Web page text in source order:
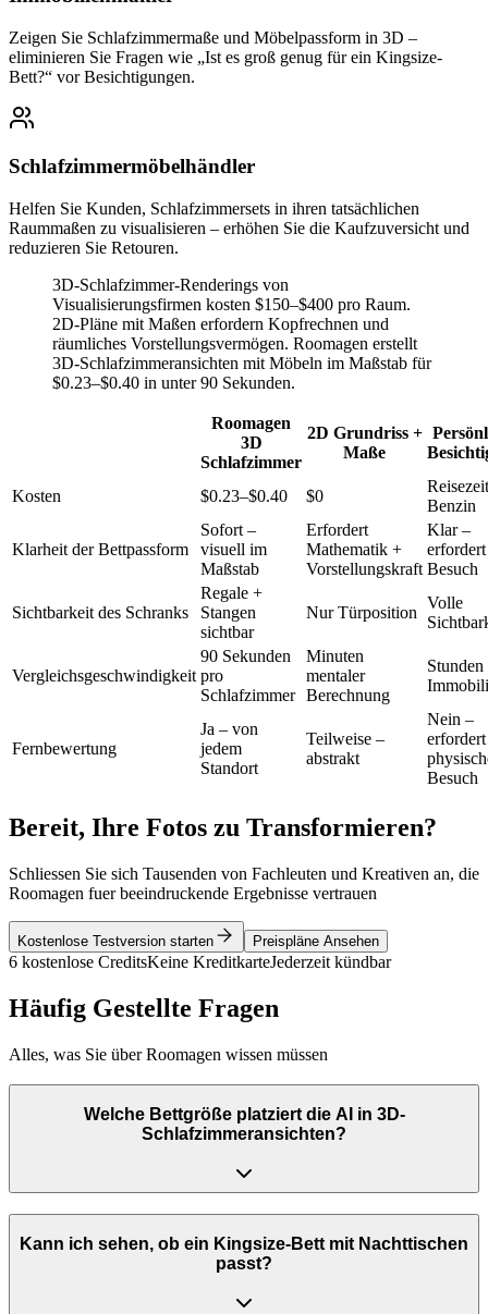
Zeigen Sie Schlafzimmermaße und Möbelpassform in 3D –
eliminieren Sie Fragen wie „Ist es groß genug für ein Kingsize-
Bett?“ vor Besichtigungen.
Schlafzimmermöbelhändler
Helfen Sie Kunden, Schlafzimmersets in ihren tatsächlichen
Raummaßen zu visualisieren – erhöhen Sie die Kaufzuversicht und
reduzieren Sie Retouren.
3D-Schlafzimmer-Renderings von
Visualisierungsfirmen kosten $150–$400 pro Raum.
2D-Pläne mit Maßen erfordern Kopfrechnen und
räumliches Vorstellungsvermögen. Roomagen erstellt
3D-Schlafzimmeransichten mit Möbeln im Maßstab für
$0.23–$0.40 in unter 90 Sekunden.
Roomagen
3D
Schlafzimmer
2D Grundriss +
Maße
Kosten $0.23–$0.40 $0
Benzin
Klarheit der Bettpassform
Sofort –
visuell im
Maßstab
Erfordert
Mathematik +
Vorstellungskraft
Klar –
Besuch
Sichtbarkeit des Schranks
Regale +
Stangen
sichtbar
Nur Türposition
Volle
Vergleichsgeschwindigkeit
90 Sekunden
pro
Schlafzimmer
Minuten
mentaler
Berechnung
Stunden
Fernbewertung
Ja – von
jedem
Standort
Teilweise –
abstrakt
Nein –
erfordert
Besuch
Bereit, Ihre Fotos zu Transformieren?
Schliessen Sie sich Tausenden von Fachleuten und Kreativen an, die
Roomagen fuer beeindruckende Ergebnisse vertrauen
Kostenlose Testversion starten Preispläne Ansehen
6 kostenlose CreditsKeine KreditkarteJederzeit kündbar
Häufig Gestellte Fragen
Alles, was Sie über Roomagen wissen müssen
Welche Bettgröße platziert die AI in 3D-
Schlafzimmeransichten?
Kann ich sehen, ob ein Kingsize-Bett mit Nachttischen
passt?